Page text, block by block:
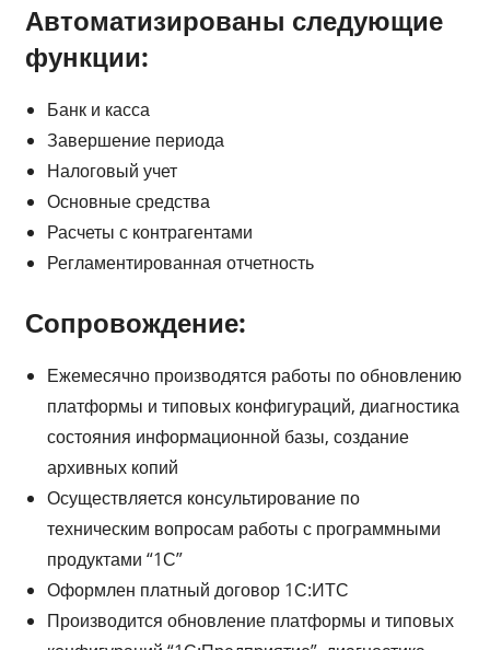
Автоматизированы следующие
функции:
Банк и касса
Завершение периода
Налоговый учет
Основные средства
Расчеты с контрагентами
Регламентированная отчетность
Сопровождение:
Ежемесячно производятся работы по обновлению
платформы и типовых конфигураций, диагностика
состояния информационной базы, создание
архивных копий
Осуществляется консультирование по
техническим вопросам работы с программными
продуктами “1С”
Оформлен платный договор 1С:ИТС
Производится обновление платформы и типовых